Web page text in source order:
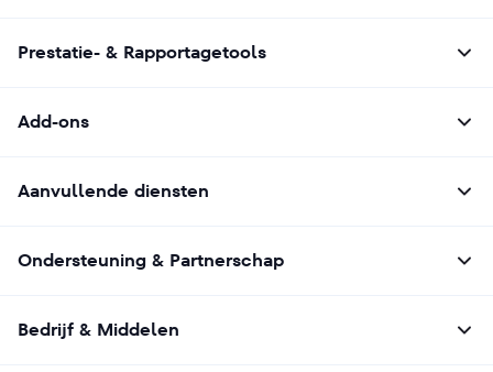
Prestatie- & Rapportagetools
Add-ons
Aanvullende diensten
Ondersteuning & Partnerschap
Bedrijf & Middelen